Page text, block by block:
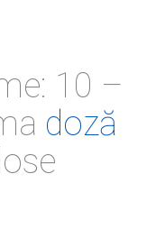
10 –
doză